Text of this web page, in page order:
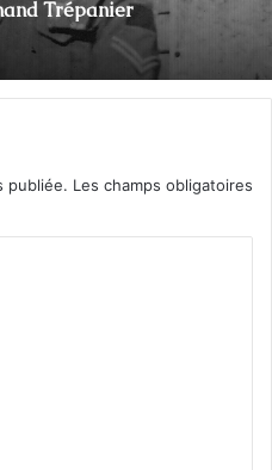
Trépanier
publiée. Les champs obligatoires